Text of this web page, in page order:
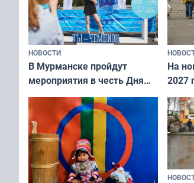
НОВОСТИ
В Мурманске пройдут
мероприятия в честь Дня
физкультурника
На
2027